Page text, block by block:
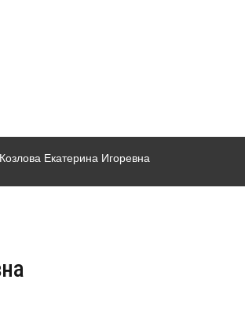
Козлова Екатерина Игоревна